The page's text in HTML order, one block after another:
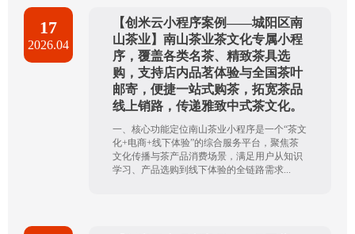
17
2026.04
【创米云小程序案例——城阳区南
山茶业】南山茶业茶文化专属小程
序，覆盖各类名茶、精致茶具选
购，支持店内品茗体验与全国茶叶
邮寄，便捷一站式购茶，拓宽茶品
线上销路，传递雅致中式茶文化。
一、核心功能定位南山茶业小程序是一个“茶文
化+电商+线下体验”的综合服务平台，聚焦茶
文化传播与茶产品消费场景，满足用户从知识
学习、产品选购到线下体验的全链路需求...